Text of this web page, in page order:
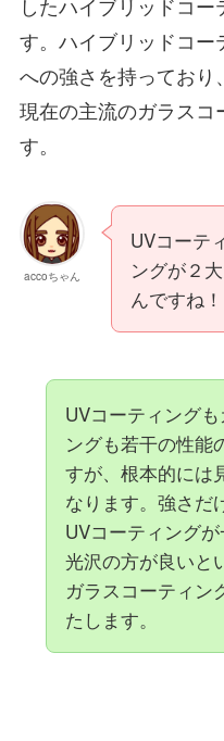
す。ハイブリッドコ
への強さを持ってお
現在の主流のガラスコ
す。
accoちゃん
UVコーテ
ングが２
んですね！
UVコーティング
ングも若干の性能
すが、根本的には
なります。強さだ
UVコーティング
光沢の方が良いと
ガラスコーティン
たします。